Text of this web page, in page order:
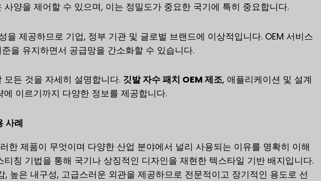
양을 제어할 수 있으며, 이는 정밀도가 중요한 국기에 특히 중요합니다.
제공하므로 기업, 정부 기관 및 글로벌 브랜드에 이상적입니다. OEM 서비스
을 유지하면서 공급망을 간소화할 수 있습니다.
든 것을 자세히 설명합니다. 깃발 자수 패치 OEM 제조, 애플리케이션 및 설계
이르기까지 다양한 정보를 제공합니다.
사례
한 제품이 무엇이며 다양한 산업 분야에서 널리 사용되는 이유를 명확히 이해
티칭 기법을 통해 국기나 상징적인 디자인을 재현한 텍스타일 기반 배지입니다.
, 높은 내구성, 고급스러운 외관을 제공하므로 전문적이고 장기적인 용도로 선